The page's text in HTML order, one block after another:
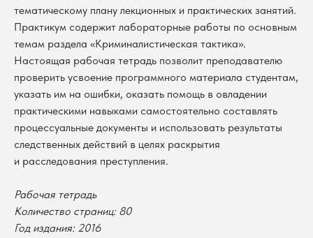
тематическому плану лекционных и практических занятий.
Практикум содержит лабораторные работы по основным
темам раздела «Криминалистическая тактика».
Настоящая рабочая тетрадь позволит преподавателю
проверить усвоение программного материала студентам,
указать им на ошибки, оказать помощь в овладении
практическими навыками самостоятельно составлять
процессуальные документы и использовать результаты
следственных действий в целях раскрытия
и расследования преступления.
Рабочая тетрадь
Количество страниц: 80
Год издания: 2016
Новосибирский государственный
университет